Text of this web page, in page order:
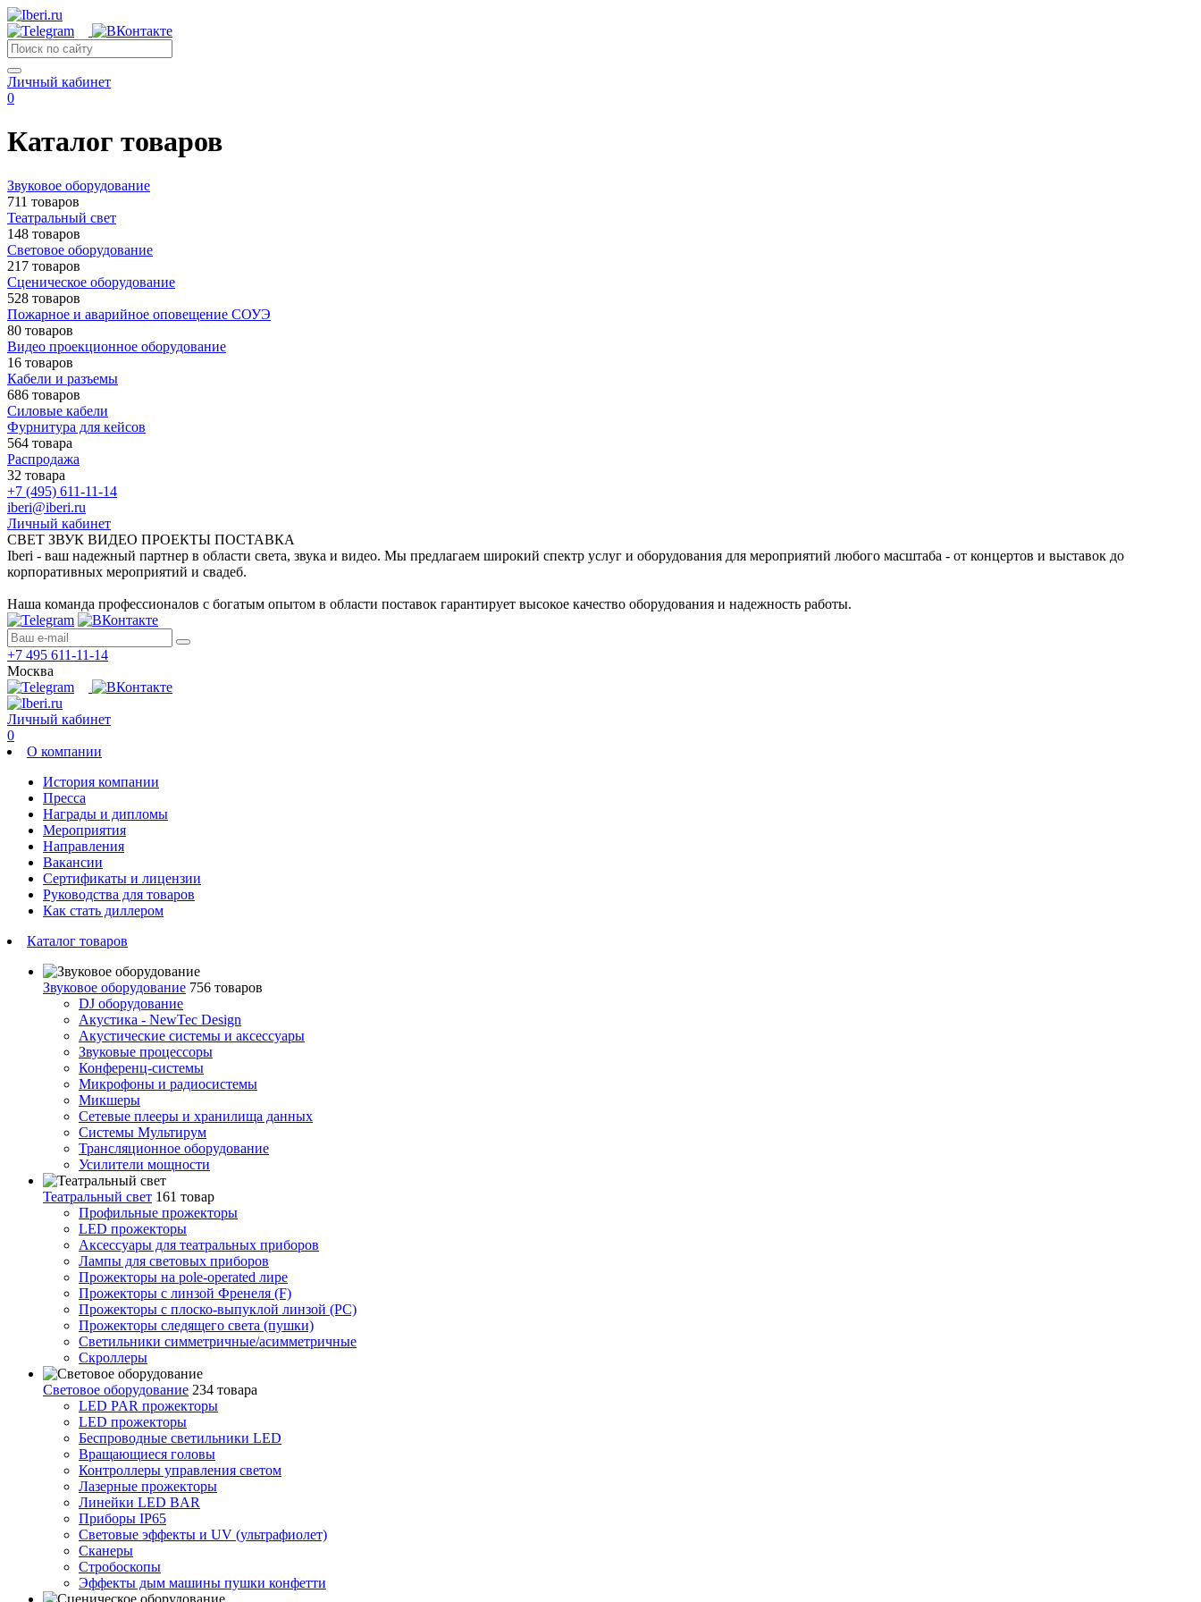
Личный кабинет
0
Каталог товаров
Звуковое оборудование
711 товаров
Театральный свет
148 товаров
Световое оборудование
217 товаров
Сценическое оборудование
528 товаров
Пожарное и аварийное оповещение СОУЭ
80 товаров
Видео проекционное оборудование
16 товаров
Кабели и разъемы
686 товаров
Силовые кабели
Фурнитура для кейсов
564 товара
Распродажа
32 товара
+7 (495) 611-11-14
iberi@iberi.ru
Личный кабинет
СВЕТ ЗВУК ВИДЕО ПРОЕКТЫ ПОСТАВКА
Iberi - ваш надежный партнер в области света, звука и видео. Мы предлагаем широкий спектр услуг и оборудования для мероприятий любого масштаба - от концертов и выставок до
корпоративных мероприятий и свадеб.
Наша команда профессионалов с богатым опытом в области поставок гарантирует высокое качество оборудования и надежность работы.
+7 495 611-11-14
Москва
Личный кабинет
0
О компании
История компании
Пресса
Награды и дипломы
Мероприятия
Направления
Вакансии
Сертификаты и лицензии
Руководства для товаров
Как стать диллером
Каталог товаров
Звуковое оборудование 756 товаров
DJ оборудование
Акустика - NewTec Design
Акустические системы и аксессуары
Звуковые процессоры
Конференц-системы
Микрофоны и радиосистемы
Микшеры
Сетевые плееры и хранилища данных
Системы Мультирум
Трансляционное оборудование
Усилители мощности
Театральный свет 161 товар
Профильные прожекторы
LED прожекторы
Аксессуары для театральных приборов
Лампы для световых приборов
Прожекторы на pole-operated лире
Прожекторы с линзой Френеля (F)
Прожекторы с плоско-выпуклой линзой (PC)
Прожекторы следящего света (пушки)
Светильники симметричные/асимметричные
Скроллеры
Световое оборудование 234 товара
LED PAR прожекторы
LED прожекторы
Беспроводные светильники LED
Вращающиеся головы
Контроллеры управления светом
Лазерные прожекторы
Линейки LED BAR
Приборы IP65
Световые эффекты и UV (ультрафиолет)
Сканеры
Стробоскопы
Эффекты дым машины пушки конфетти